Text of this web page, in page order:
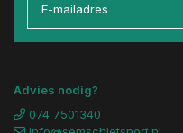
Advies nodig?
074 7501340